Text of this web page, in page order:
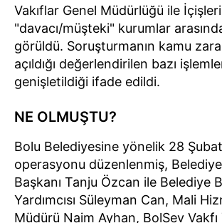
Vakıflar Genel Müdürlüğü ile İçişleri
"davacı/müşteki" kurumlar
görüldü. Soruşturmanın kamu
açıldığı değerlendirilen bazı
genişletildiği ifade edildi.
NE OLMUŞTU?
Bolu Belediyesine yönelik 28
operasyonu düzenlenmiş, Belediye
Başkanı Tanju Özcan ile Belediye
Yardımcısı Süleyman Can, Mali
Müdürü Naim Ayhan, BolSev